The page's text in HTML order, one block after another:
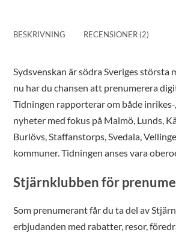
BESKRIVNING RECENSIONER (2)
Sydsvenskan är södra Sveriges största
nu har du chansen att prenumerera
Tidningen rapporterar om både
nyheter med fokus på Malmö, Lunds,
Burlövs, Staffanstorps, Svedala,
kommuner. Tidningen anses vara
Stjärnklubben för
Som prenumerant får du ta del av
erbjudanden med rabatter, resor,